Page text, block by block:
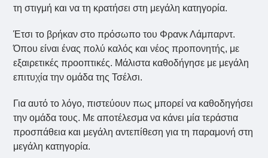
τη στιγμή και να τη κρατήσει στη μεγάλη κατηγορία.
Έτσι το βρήκαν στο πρόσωπο του Φρανκ Λάμπαρντ.
Όπου είναι ένας πολύ καλός και νέος προπονητής, με
εξαιρετικές προοπτικές. Μάλιστα καθοδήγησε με μεγάλη
επιτυχία την ομάδα της Τσέλσι.
Για αυτό το λόγο, πιστεύουν πως μπορεί να καθοδηγήσει
την ομάδα τους. Με αποτέλεσμα να κάνει μία τεράστια
προσπάθεια και μεγάλη αντεπίθεση για τη παραμονή στη
μεγάλη κατηγορία.